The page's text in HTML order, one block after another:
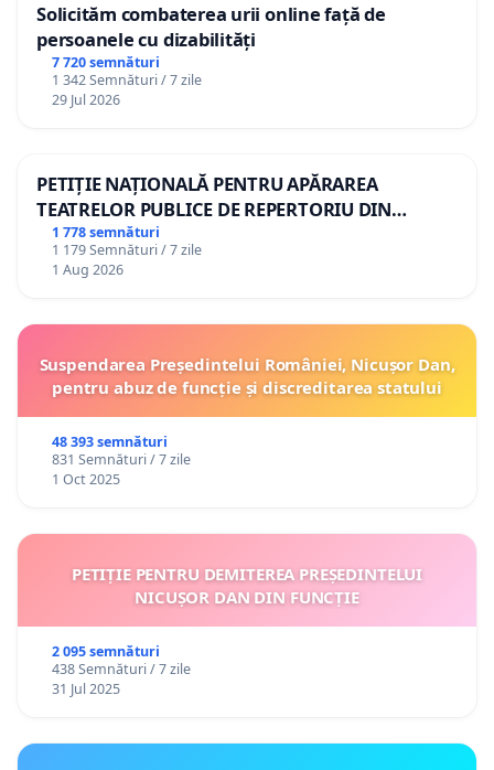
Solicităm combaterea urii online față de
persoanele cu dizabilități
7 720 semnături
1 342 Semnături / 7 zile
29 Jul 2026
PETIȚIE NAȚIONALĂ PENTRU APĂRAREA
TEATRELOR PUBLICE DE REPERTORIU DIN
ROMÂNIA
1 778 semnături
1 179 Semnături / 7 zile
1 Aug 2026
Suspendarea Președintelui României, Nicușor Dan,
pentru abuz de funcție și discreditarea statului
48 393 semnături
831 Semnături / 7 zile
1 Oct 2025
PETIȚIE PENTRU DEMITEREA PREȘEDINTELUI
NICUȘOR DAN DIN FUNCȚIE
2 095 semnături
438 Semnături / 7 zile
31 Jul 2025